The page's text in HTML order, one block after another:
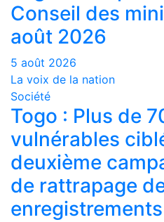
Conseil des
août 2026
5 août 2026
La voix de la nation
Société
Togo : Plus de
vulnérables
deuxième
de rattrapage